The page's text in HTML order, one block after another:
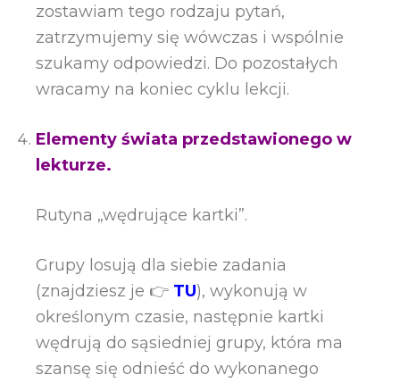
zostawiam tego rodzaju pytań,
zatrzymujemy się wówczas i wspólnie
szukamy odpowiedzi. Do pozostałych
wracamy na koniec cyklu lekcji.
Elementy świata przedstawionego w
lekturze.
Rutyna „wędrujące kartki”.
Grupy losują dla siebie zadania
(znajdziesz je 👉 TU), wykonują w
określonym czasie, następnie kartki
wędrują do sąsiedniej grupy, która ma
szansę się odnieść do wykonanego